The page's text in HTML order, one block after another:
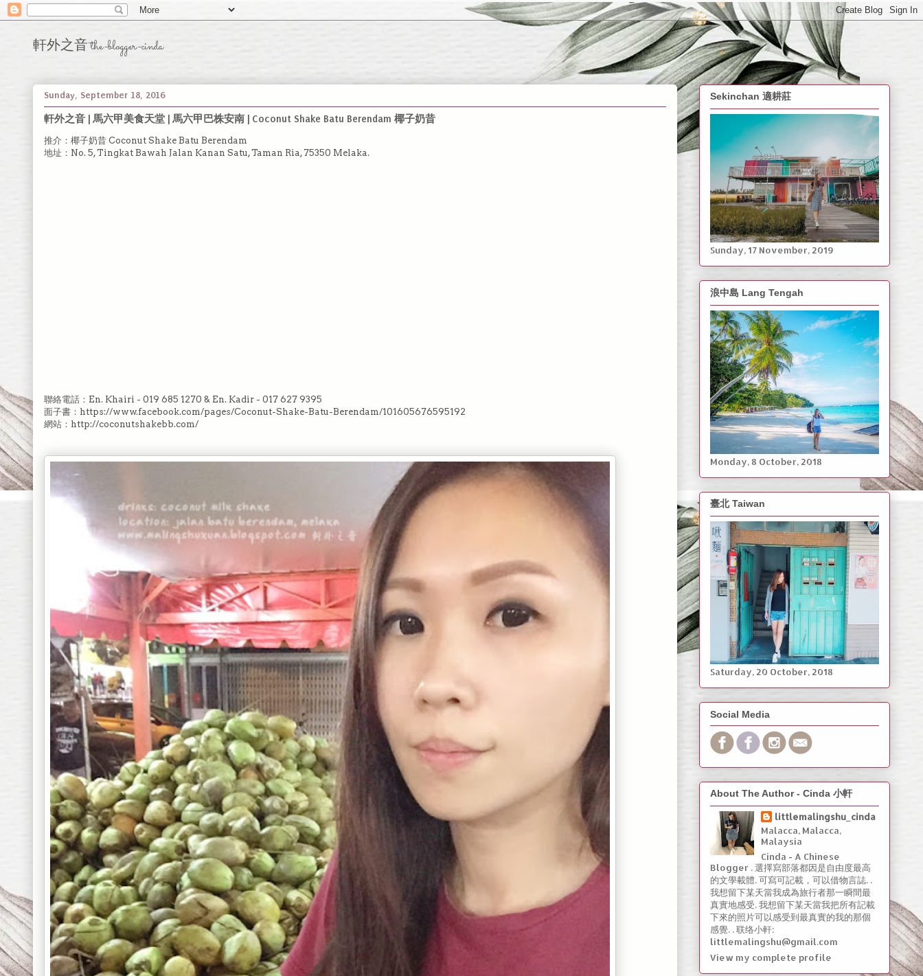
軒外之音 the-blogger-cinda
Sunday, September 18, 2016
軒外之音 | 馬六甲美食天堂 | 馬六甲巴株安南 | Coconut Shake Batu Berendam 椰子奶昔
推介：椰子奶昔 Coconut Shake Batu Berendam
地址：No. 5, Tingkat Bawah Jalan Kanan Satu, Taman Ria, 75350 Melaka.
聯絡電話：En. Khairi - 019 685 1270 & En. Kadir - 017 627 9395
面子書：https://www.facebook.com/pages/Coconut-Shake-Batu-Berendam/101605676595192
網站：http://coconutshakebb.com/
Sekinchan 適耕莊
Sunday, ‎17 ‎November, ‎2019
浪中島 Lang Tengah
Monday, ‎8 ‎October, ‎2018
臺北 Taiwan
Saturday, ‎20 ‎October, ‎2018
Social Media
About The Author - Cinda 小軒
littlemalingshu_cinda
Malacca, Malacca,
Malaysia
Cinda - A Chinese
Blogger . 選擇寫部落都因是自由度最高
的文學載體. 可寫可記載，可以借物言誌. .
我想留下某天當我成為旅行者那一瞬間最
真實地感受. 我想留下某天當我把所有記載
下來的照片可以感受到最真實的我的那個
感覺. . 联络小軒:
littlemalingshu@gmail.com
View my complete profile